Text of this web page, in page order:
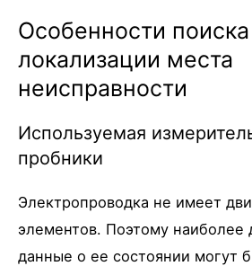
Особенности
локализации места
неисправности
Используемая
пробники
Электропроводка не имеет
элементов. Поэтому наиболее
данные о ее состоянии могут